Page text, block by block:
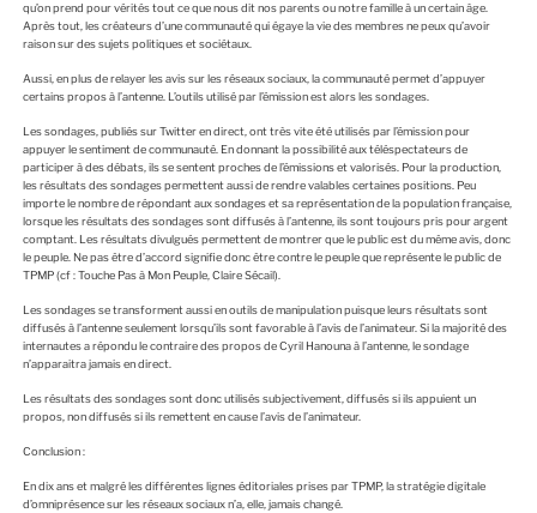
qu’on prend pour vérités tout ce que nous dit nos parents ou notre famille à un certain âge.
Après tout, les créateurs d’une communauté qui égaye la vie des membres ne peux qu’avoir
raison sur des sujets politiques et sociétaux.
Aussi, en plus de relayer les avis sur les réseaux sociaux, la communauté permet d’appuyer
certains propos à l’antenne. L’outils utilisé par l’émission est alors les sondages.
Les sondages, publiés sur Twitter en direct, ont très vite été utilisés par l’émission pour
appuyer le sentiment de communauté. En donnant la possibilité aux téléspectateurs de
participer à des débats, ils se sentent proches de l’émissions et valorisés. Pour la production,
les résultats des sondages permettent aussi de rendre valables certaines positions. Peu
importe le nombre de répondant aux sondages et sa représentation de la population française,
lorsque les résultats des sondages sont diffusés à l’antenne, ils sont toujours pris pour argent
comptant. Les résultats divulgués permettent de montrer que le public est du même avis, donc
le peuple. Ne pas être d’accord signifie donc être contre le peuple que représente le public de
TPMP (cf : Touche Pas à Mon Peuple, Claire Sécail).
Les sondages se transforment aussi en outils de manipulation puisque leurs résultats sont
diffusés à l’antenne seulement lorsqu’ils sont favorable à l’avis de l’animateur. Si la majorité des
internautes a répondu le contraire des propos de Cyril Hanouna à l’antenne, le sondage
n’apparaitra jamais en direct.
Les résultats des sondages sont donc utilisés subjectivement, diffusés si ils appuient un
propos, non diffusés si ils remettent en cause l’avis de l’animateur.
Conclusion :
En dix ans et malgré les différentes lignes éditoriales prises par TPMP, la stratégie digitale
d’omniprésence sur les réseaux sociaux n’a, elle, jamais changé.